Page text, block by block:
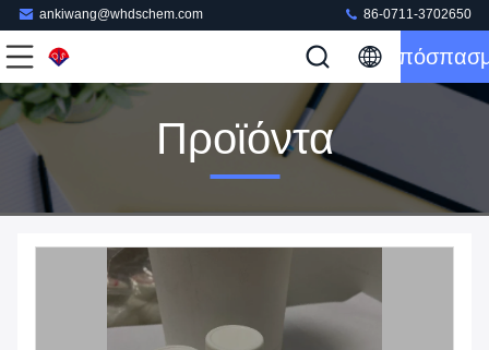
ankiwang@whdschem.com 86-0711-3702650
Προϊόντα